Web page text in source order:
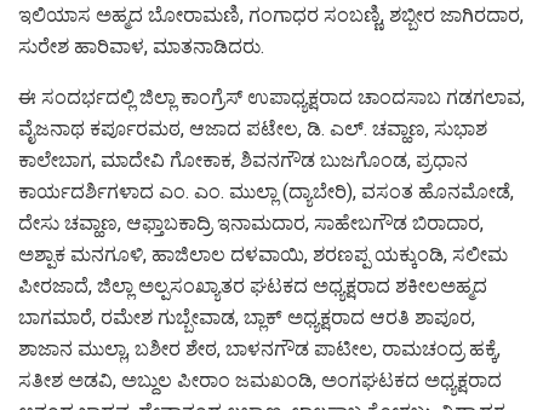
ಇಲಿಯಾಸ ಅಹ್ಮದ ಬೋರಾಮಣಿ, ಗಂಗಾಧರ ಸಂಬಣ್ಣಿ, ಶಬ್ಬೀರ ಜಾಗಿರದಾರ,
ಸುರೇಶ ಹಾರಿವಾಳ, ಮಾತನಾಡಿದರು.
ಈ ಸಂದರ್ಭದಲ್ಲಿ ಜಿಲ್ಲಾ ಕಾಂಗ್ರೆಸ್ ಉಪಾಧ್ಯಕ್ಷರಾದ ಚಾಂದಸಾಬ ಗಡಗಲಾವ,
ವೈಜನಾಥ ಕರ್ಪೂರಮಠ, ಆಜಾದ ಪಟೇಲ, ಡಿ. ಎಲ್. ಚವ್ಹಾಣ, ಸುಭಾಶ
ಕಾಲೇಬಾಗ, ಮಾದೇವಿ ಗೋಕಾಕ, ಶಿವನಗೌಡ ಬುಜಗೊಂಡ, ಪ್ರಧಾನ
ಕಾರ್ಯದರ್ಶಿಗಳಾದ ಎಂ. ಎಂ. ಮುಲ್ಲಾ (ದ್ಯಾಬೇರಿ), ವಸಂತ ಹೊನಮೋಡೆ,
ದೇಸು ಚವ್ಹಾಣ, ಆಫ್ತಾಬಕಾದ್ರಿ ಇನಾಮದಾರ, ಸಾಹೇಬಗೌಡ ಬಿರಾದಾರ,
ಅಶ್ಪಾಕ ಮನಗೂಳಿ, ಹಾಜಿಲಾಲ ದಳವಾಯಿ, ಶರಣಪ್ಪ ಯಕ್ಕುಂಡಿ, ಸಲೀಮ
ಪೀರಜಾದೆ, ಜಿಲ್ಲಾ ಅಲ್ಪಸಂಖ್ಯಾತರ ಘಟಕದ ಅಧ್ಯಕ್ಷರಾದ ಶಕೀಲಅಹ್ಮದ
ಬಾಗಮಾರೆ, ರಮೇಶ ಗುಬ್ಬೇವಾಡ, ಬ್ಲಾಕ್ ಅಧ್ಯಕ್ಷರಾದ ಆರತಿ ಶಾಪೂರ,
ಶಾಜಾನ ಮುಲ್ಲಾ, ಬಶೀರ ಶೇಠ, ಬಾಳನಗೌಡ ಪಾಟೀಲ, ರಾಮಚಂದ್ರ ಹಕ್ಕೆ,
ಸತೀಶ ಅಡವಿ, ಅಬ್ದುಲ ಪೀರಾಂ ಜಮಖಂಡಿ, ಅಂಗಘಟಕದ ಅಧ್ಯಕ್ಷರಾದ